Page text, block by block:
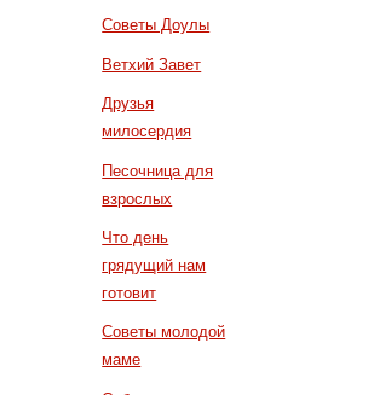
Советы Доулы
Ветхий Завет
Друзья
милосердия
Песочница для
взрослых
Что день
грядущий нам
готовит
Советы молодой
маме